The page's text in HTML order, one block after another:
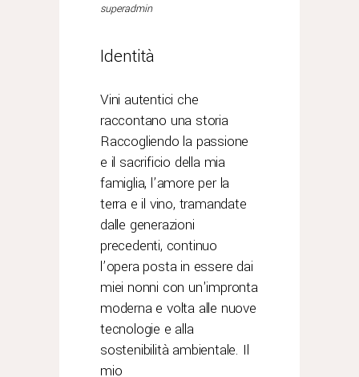
superadmin
Identità
Vini autentici che
raccontano una storia
Raccogliendo la passione
e il sacrificio della mia
famiglia, l’amore per la
terra e il vino, tramandate
dalle generazioni
precedenti, continuo
l’opera posta in essere dai
miei nonni con un'impronta
moderna e volta alle nuove
tecnologie e alla
sostenibilità ambientale. Il
mio